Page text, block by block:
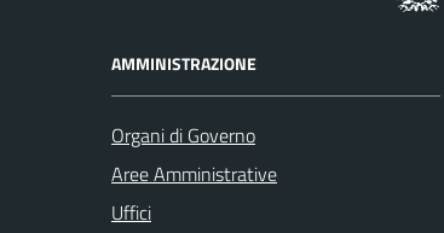
AMMINISTRAZIONE
Organi di Governo
Aree Amministrative
Uffici